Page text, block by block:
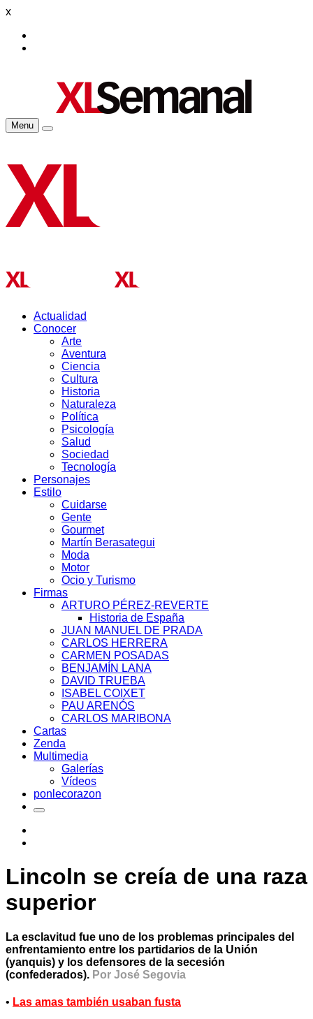
x
Menu
Actualidad
Conocer
Arte
Aventura
Ciencia
Cultura
Historia
Naturaleza
Política
Psicología
Salud
Sociedad
Tecnología
Personajes
Estilo
Cuidarse
Gente
Gourmet
Martín Berasategui
Moda
Motor
Ocio y Turismo
Firmas
ARTURO PÉREZ-REVERTE
Historia de España
JUAN MANUEL DE PRADA
CARLOS HERRERA
CARMEN POSADAS
BENJAMÍN LANA
DAVID TRUEBA
ISABEL COIXET
PAU ARENÓS
CARLOS MARIBONA
Cartas
Zenda
Multimedia
Galerías
Vídeos
ponlecorazon
Lincoln se creía de una raza
superior
La esclavitud fue uno de los problemas principales del
enfrentamiento entre los partidarios de la Unión
(yanquis) y los defensores de la secesión
(confederados). Por José Segovia
• Las amas también usaban fusta